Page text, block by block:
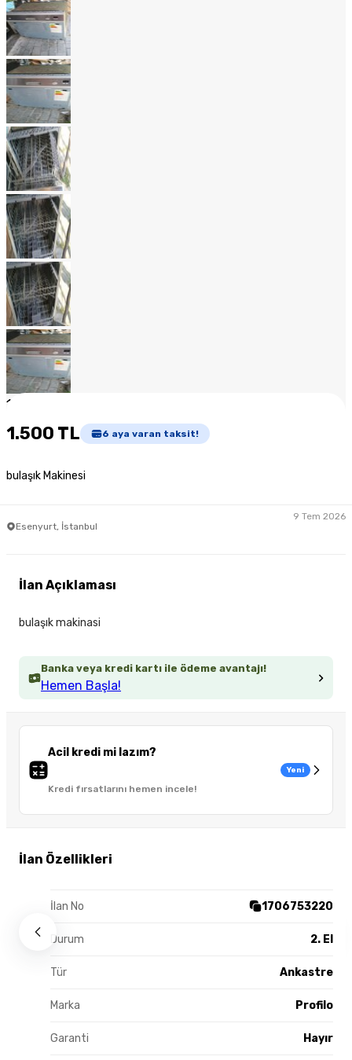
1
1.500 TL 6 aya varan taksit!
bulaşık Makinesi
Esenyurt, İstanbul
9 Tem 2026
Banka veya kredi kartı ile ödeme avantajı!
Hemen Başla!
Acil kredi mi lazım?
Kredi fırsatlarını hemen incele!
Yeni
İlan Özellikleri
İlan No 1706753220
Durum 2. El
Tür Ankastre
Marka Profilo
Garanti Hayır
İlan Açıklaması
bulaşık makinasi